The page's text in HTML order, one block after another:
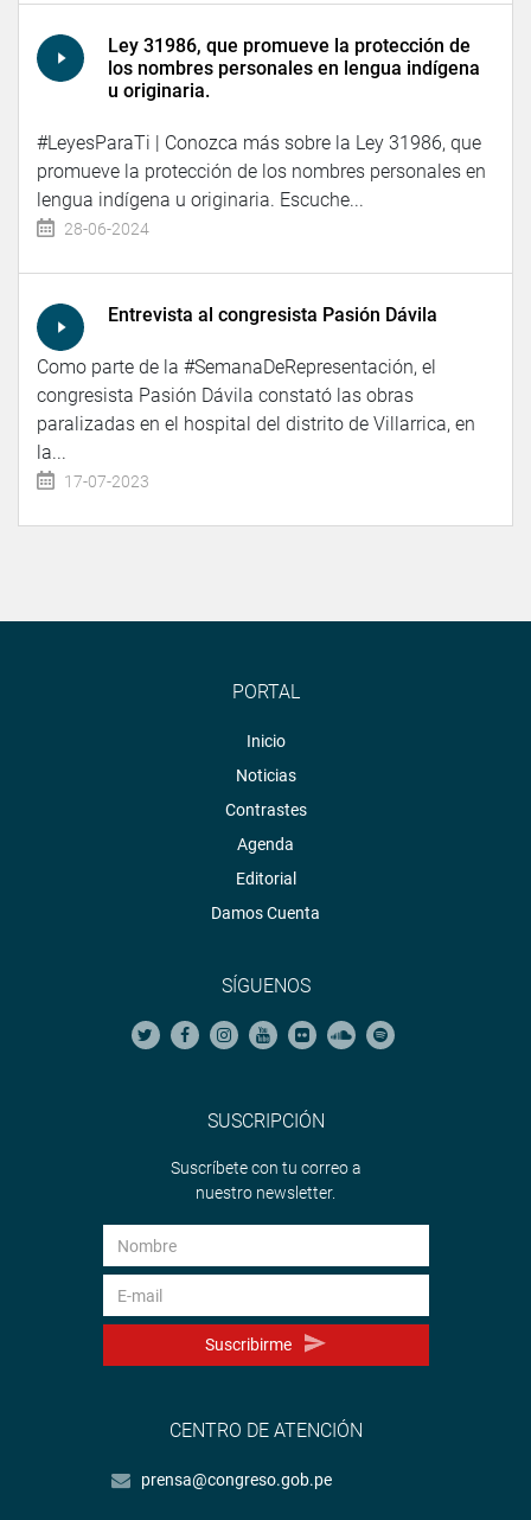
Ley 31986, que promueve la protección de
los nombres personales en lengua indígena
u originaria.
#LeyesParaTi | Conozca más sobre la Ley 31986, que
promueve la protección de los nombres personales en
lengua indígena u originaria. Escuche...
28-06-2024
Entrevista al congresista Pasión Dávila
Como parte de la #SemanaDeRepresentación, el
congresista Pasión Dávila constató las obras
paralizadas en el hospital del distrito de Villarrica, en
la...
17-07-2023
PORTAL
Inicio
Noticias
Contrastes
Agenda
Editorial
Damos Cuenta
SÍGUENOS
SUSCRIPCIÓN
Suscríbete con tu correo a
nuestro newsletter.
Suscribirme
CENTRO DE ATENCIÓN
prensa@congreso.gob.pe